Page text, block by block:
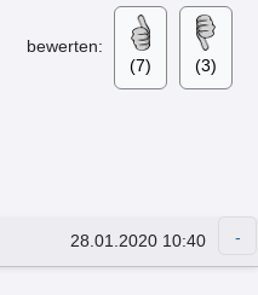
bewerten:
(7)
(3)
28.01.2020 10:40